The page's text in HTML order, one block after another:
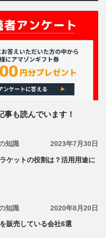
事も読んでいます！
知識 2023年7月30日
ケットの役割は？活用用途に
知識 2020年8月20日
販売している会社6選